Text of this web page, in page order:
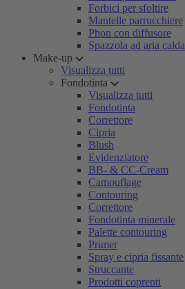
Forbici per sfoltire
Mantelle parrucchiere
Phon con diffusore
Spazzola ad aria calda
Make-up
Visualizza tutti
Fondotinta
Visualizza tutti
Fondotinta
Correttore
Cipria
Blush
Evidenziatore
BB- & CC-Cream
Camouflage
Contouring
Correttore
Fondotinta minerale
Palette contouring
Primer
Spray e cipria fissante
Struccante
Prodotti coprenti